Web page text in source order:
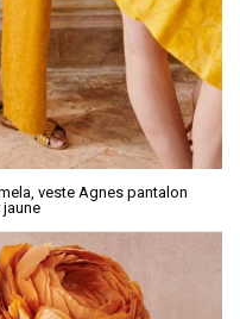
veste Agnes pantalon